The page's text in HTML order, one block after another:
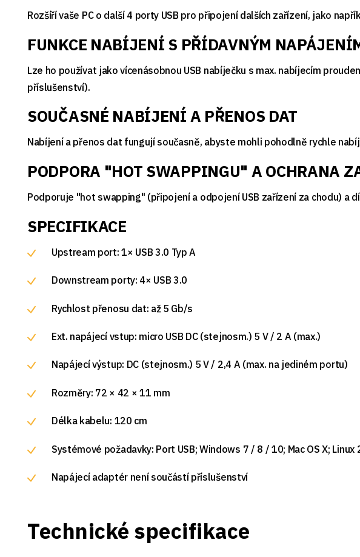
Rozšíří vaše PC o další 4 porty USB pro připojení dalších zařízení, jako
FUNKCE NABÍJENÍ S PŘÍDAVNÝM
Lze ho používat jako vícenásobnou USB nabíječku s max. nabíjecím
příslušenství).
SOUČASNÉ NABÍJENÍ A PŘENOS DAT
Nabíjení a přenos dat fungují současně, abyste mohli pohodlně rychle
PODPORA "HOT SWAPPINGU" A OCHRANA
Podporuje "hot swapping" (připojení a odpojení USB zařízení za chodu) a
SPECIFIKACE
Upstream port: 1× USB 3.0 Typ A
Downstream porty: 4× USB 3.0
Rychlost přenosu dat: až 5 Gb/s
Ext. napájecí vstup: micro USB DC (stejnosm.) 5 V / 2 A (max.)
Napájecí výstup: DC (stejnosm.) 5 V / 2,4 A (max. na jediném portu)
Rozměry: 72 × 42 × 11 mm
Délka kabelu: 120 cm
Systémové požadavky: Port USB; Windows 7 / 8 / 10; Mac OS X; Linux
Napájecí adaptér není součástí příslušenství
Technické specifikace